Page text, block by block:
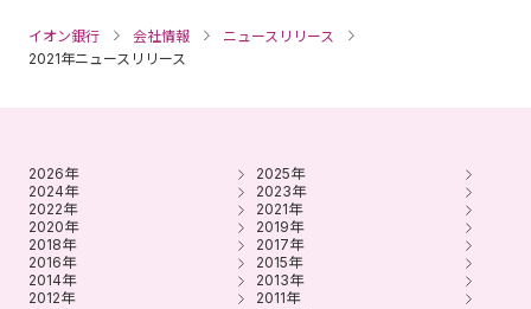
イオン銀行 会社情報
ニュースリリース
2021年ニュースリリース
2026年
2025年
2024年
2023年
2022年
2021年
2020年
2019年
2018年
2017年
2016年
2015年
2014年
2013年
2012年
2011年